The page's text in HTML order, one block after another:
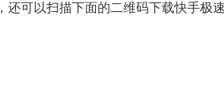
还可以扫描下面的二维码下载快手极